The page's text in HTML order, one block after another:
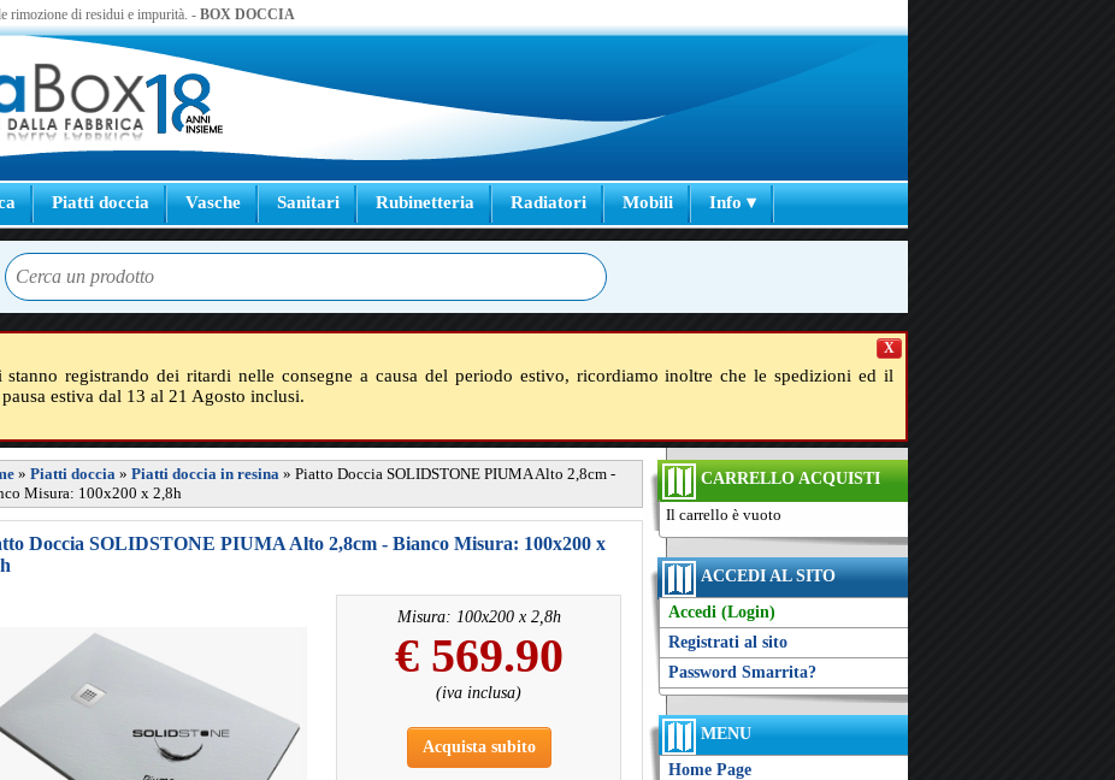
rimozione di residui e impurità. - BOX DOCCIA
Piatti doccia Vasche Sanitari Rubinetteria Radiatori Mobili Info ▾
registrando dei ritardi nelle consegne a causa del periodo estivo, ricordiamo inoltre che le spedizioni ed il
estiva dal 13 al 21 Agosto inclusi.
X
CARRELLO ACQUISTI
Il carrello è vuoto
ACCEDI AL SITO
Accedi (Login)
Registrati al sito
Password Smarrita?
MENU
Home Page
» Piatti doccia » Piatti doccia in resina » Piatto Doccia SOLIDSTONE PIUMA Alto 2,8cm -
Misura: 100x200 x 2,8h
Doccia SOLIDSTONE PIUMA Alto 2,8cm - Bianco Misura: 100x200 x
Misura: 100x200 x 2,8h
€ 569.90
(iva inclusa)
Acquista subito